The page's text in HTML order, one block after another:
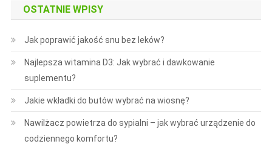
OSTATNIE WPISY
Jak poprawić jakość snu bez leków?
Najlepsza witamina D3: Jak wybrać i dawkowanie
suplementu?
Jakie wkładki do butów wybrać na wiosnę?
Nawilżacz powietrza do sypialni – jak wybrać urządzenie do
codziennego komfortu?